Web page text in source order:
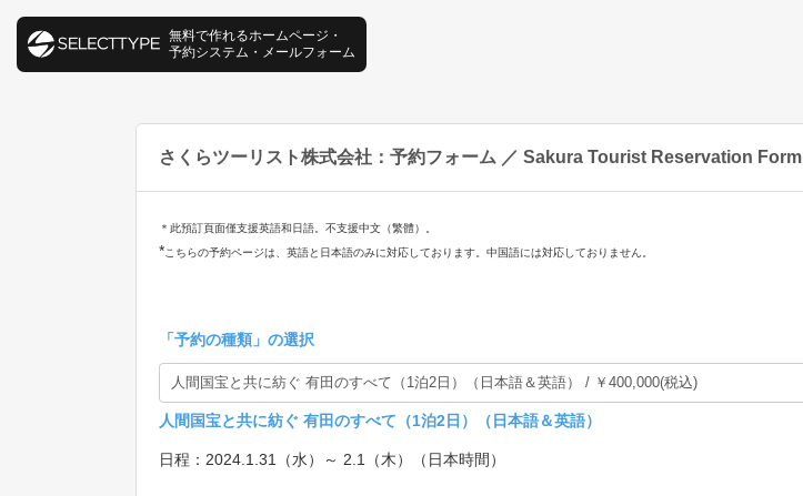
さくらツーリスト株式会社：予約フォーム ／ Sakura Tourist Reservation Form
＊此預訂頁面僅支援英語和日語。不支援中文（繁體）。
*こちらの予約ページは、英語と日本語のみに対応しております。中国語には対応しておりません。
「予約の種類 」の選択
人間国宝と共に紡ぐ 有田のすべて（1泊2日）（日本語＆英語）
日程：2024.1.31（水）～ 2.1（木）（日本時間）
無料で作れるホームページ・
予約システム・メールフォーム